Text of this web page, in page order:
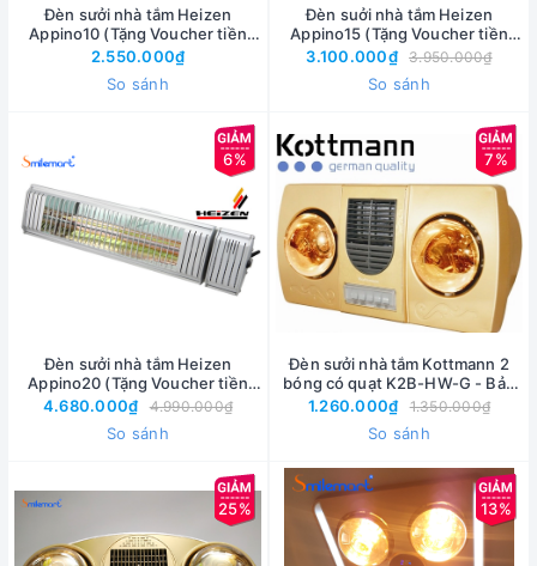
Đèn sưởi nhà tắm Heizen
Appino10 (Tặng Voucher tiền
mặt 350k)
2.550.000₫
So sánh
Đèn suởi nhà tắm Heizen
Appino15 (Tặng Voucher tiền
mặt 350k)
3.100.000₫ 3.950.000₫
So sánh
6%
Đèn sưởi nhà tắm Heizen
Appino20 (Tặng Voucher tiền
mặt 600k)
4.680.000₫ 4.990.000₫
So sánh
7%
Đèn sưởi nhà tắm Kottmann 2
bóng có quạt K2B-HW-G - Bảo
hành 3 năm
1.260.000₫ 1.350.000₫
So sánh
25% 13%